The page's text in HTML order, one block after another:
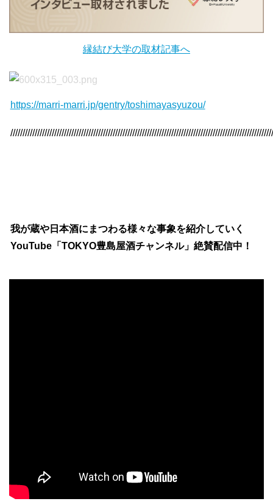
縁結び大学の取材記事へ
https://marri-marri.jp/gentry/toshimayasyuzou/
我が蔵や日本酒にまつわる様々な事象を紹介していく
YouTube「TOKYO豊島屋酒チャンネル」絶賛配信中！